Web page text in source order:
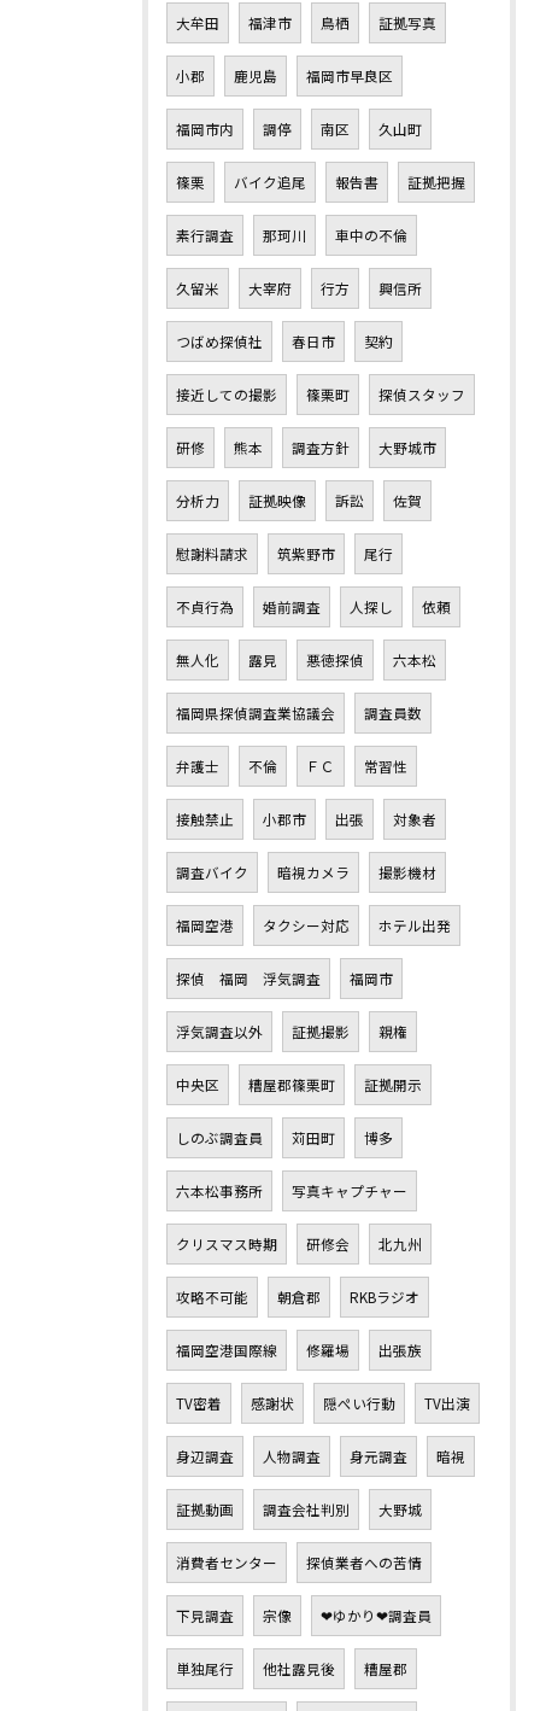
大牟田 福津市 鳥栖 証拠写真
小郡 鹿児島 福岡市早良区
福岡市内 調停 南区 久山町
篠栗 バイク追尾 報告書 証拠把握
素行調査 那珂川 車中の不倫
久留米 大宰府 行方 興信所
つばめ探偵社 春日市 契約
接近しての撮影 篠栗町 探偵スタッフ
研修 熊本 調査方針 大野城市
分析力 証拠映像 訴訟 佐賀
慰謝料請求 筑紫野市 尾行
不貞行為 婚前調査 人探し 依頼
無人化 露見 悪徳探偵 六本松
福岡県探偵調査業協議会 調査員数
弁護士 不倫 ＦＣ 常習性
接触禁止 小郡市 出張 対象者
調査バイク 暗視カメラ 撮影機材
福岡空港 タクシー対応 ホテル出発
探偵 福岡 浮気調査 福岡市
浮気調査以外 証拠撮影 親権
中央区 糟屋郡篠栗町 証拠開示
しのぶ調査員 苅田町 博多
六本松事務所 写真キャプチャー
クリスマス時期 研修会 北九州
攻略不可能 朝倉郡 RKBラジオ
福岡空港国際線 修羅場 出張族
TV密着 感謝状 隠ぺい行動 TV出演
身辺調査 人物調査 身元調査 暗視
証拠動画 調査会社判別 大野城
消費者センター 探偵業者への苦情
下見調査 宗像 ❤ゆかり❤調査員
単独尾行 他社露見後 糟屋郡